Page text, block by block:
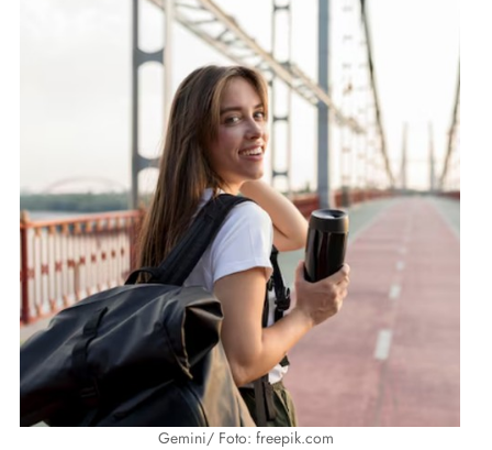
Gemini/ Foto: freepik.com